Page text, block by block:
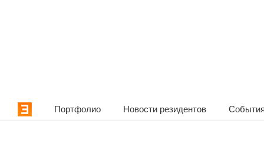
Портфолио Новости резидентов